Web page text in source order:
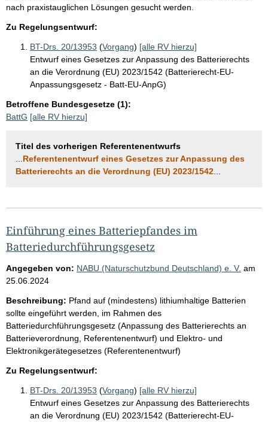
nach praxistauglichen Lösungen gesucht werden.
Zu Regelungsentwurf:
BT-Drs. 20/13953 (Vorgang) [alle RV hierzu]
Entwurf eines Gesetzes zur Anpassung des Batterierechts
an die Verordnung (EU) 2023/1542 (Batterierecht-EU-
Anpassungsgesetz - Batt-EU-AnpG)
Betroffene Bundesgesetze (1):
BattG [alle RV hierzu]
Titel des vorherigen Referentenentwurfs
Referentenentwurf eines Gesetzes zur Anpassung des
Batterierechts an die Verordnung (EU) 2023/1542
Einführung eines Batteriepfandes im
Batteriedurchführungsgesetz
Angegeben von: NABU (Naturschutzbund Deutschland) e. V. am
25.06.2024
Beschreibung: Pfand auf (mindestens) lithiumhaltige Batterien
sollte eingeführt werden, im Rahmen des
Batteriedurchführungsgesetz (Anpassung des Batterierechts an
Batterieverordnung, Referentenentwurf) und Elektro- und
Elektronikgerätegesetzes (Referentenentwurf)
Zu Regelungsentwurf:
BT-Drs. 20/13953 (Vorgang) [alle RV hierzu]
Entwurf eines Gesetzes zur Anpassung des Batterierechts
an die Verordnung (EU) 2023/1542 (Batterierecht-EU-